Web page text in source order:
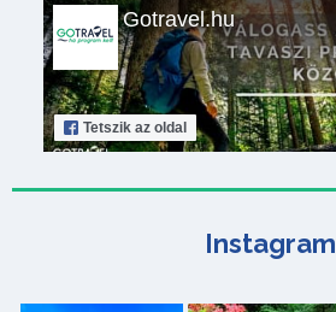
Gotravel.hu
Tetszik az oldal
Instagram